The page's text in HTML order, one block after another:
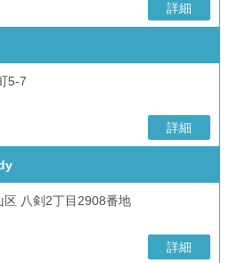
詳細
5-7
詳細
区 八剣2丁目2908番地
詳細